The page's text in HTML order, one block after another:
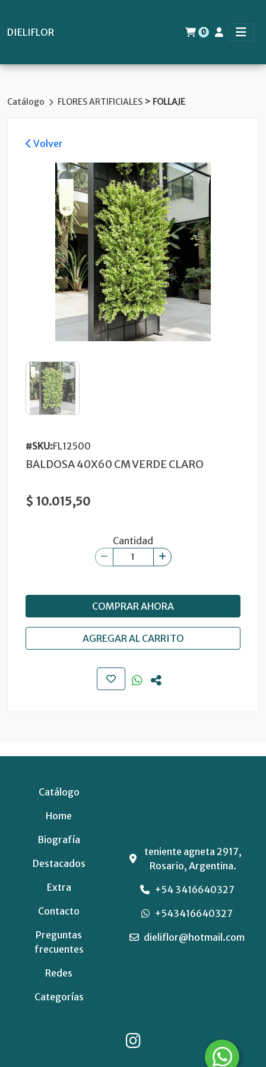
DIELIFLOR 0
Catálogo FLORES ARTIFICIALES > FOLLAJE
Volver
#SKU:FL12500
BALDOSA 40X60 CM VERDE CLARO
$ 10.015,50
Cantidad
COMPRAR AHORA
AGREGAR AL CARRITO
Catálogo
Home
Biografía
Destacados
Extra
Contacto
Preguntas
frecuentes
Redes
Categorías
teniente agneta 2917,
Rosario, Argentina.
+54 3416640327
+543416640327
dieliflor@hotmail.com